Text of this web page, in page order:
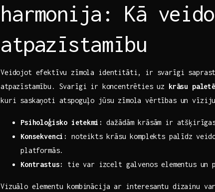
harmonija: Kā
atpazīstamību
Veidojot efektīvu ​zīmola identitāti, ir svarīgi saprast,
atpazīstamību. Svarīgi ir ⁢koncentrēties uz krāsu
kuri​ saskaņoti atspoguļo jūsu zīmola vērtības un
Psiholoģisko ietekmi: dažādām krāsām ir
Konsekvenci:
noteikts krāsu⁤ komplekts palīdz⁤
platformās.
Kontrastus:
tie var izcelt galvenos elementus un
Vizuālo elementu kombinācija ar interesantu dizainu